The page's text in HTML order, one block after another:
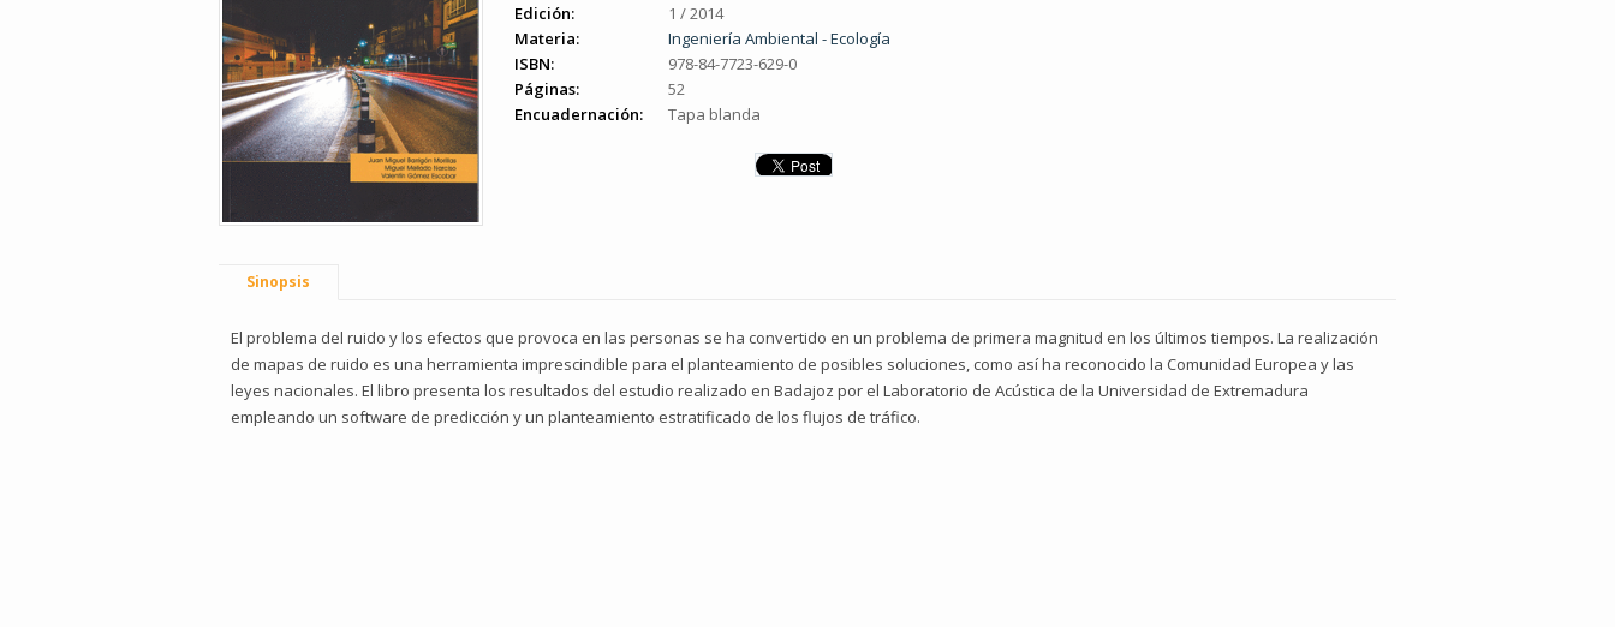
Edición:
1 / 2014
Materia:
Ingeniería Ambiental - Ecología
ISBN:
978-84-7723-629-0
Páginas:
52
Encuadernación:
Tapa blanda
Sinopsis
El problema del ruido y los efectos que provoca en las personas se ha convertido en un problema de primera magnitud en los últimos tiempos. La realización
de mapas de ruido es una herramienta imprescindible para el planteamiento de posibles soluciones, como así ha reconocido la Comunidad Europea y las
leyes nacionales. El libro presenta los resultados del estudio realizado en Badajoz por el Laboratorio de Acústica de la Universidad de Extremadura
empleando un software de predicción y un planteamiento estratificado de los flujos de tráfico.